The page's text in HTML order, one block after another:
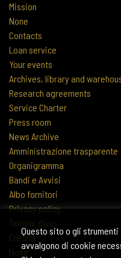
Questo sito o gli
avvalgono di cookie
Mission
None
Contacts
Loan service
Your events
Archives, library and
Research agreements
Service Charter
Press room
News Archive
Amministrazione trasparente
Organigramma
Bandi e Avvisi
Albo fornitori
Privacy policy
Termini d'uso
Credits
None